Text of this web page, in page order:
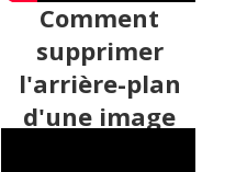
Comment
supprimer
l'arrière-plan
d'une image